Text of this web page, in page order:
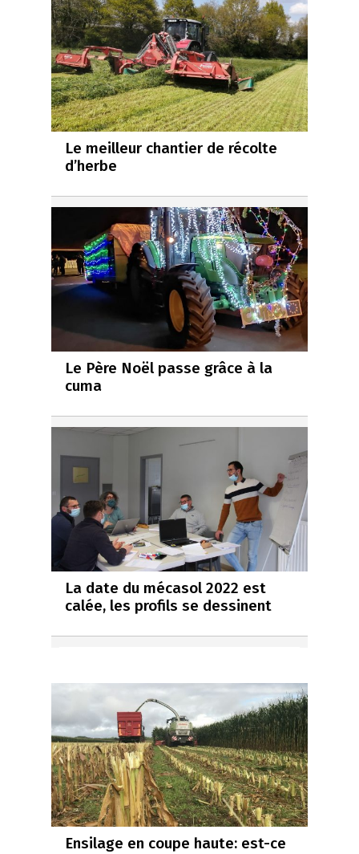
Le meilleur chantier de récolte
d’herbe
Le Père Noël passe grâce à la
cuma
La date du mécasol 2022 est
calée, les profils se dessinent
Ensilage en coupe haute: est-ce